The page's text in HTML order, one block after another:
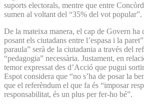
suports electorals, mentre que entre
sumen al voltant del “35% del vot popular”.
De la mateixa manera, el cap de Govern ha
posant els ciutadans entre l’espasa i la
paraula” serà de la ciutadania a través del
“pedagogia” necessària. Justament, en
temor expressat des d’Acció que pugui
Espot considera que “no s’ha de posar la
que el referèndum el que fa és “imposar
responsabilitat, és un plus per fer-ho bé”.